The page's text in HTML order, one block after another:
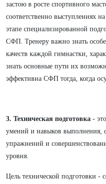
застою в росте спортивного
соответственно выступлениях
этапе специализированной
СФП. Тренеру важно знать
качеств каждой гимнастки,
знать основные пути их
эффективна СФП тогда, когда
3. Техническая подготовка -
умений и навыков выполнения,
упражнений и
уровня.
Цель технической подготовки -